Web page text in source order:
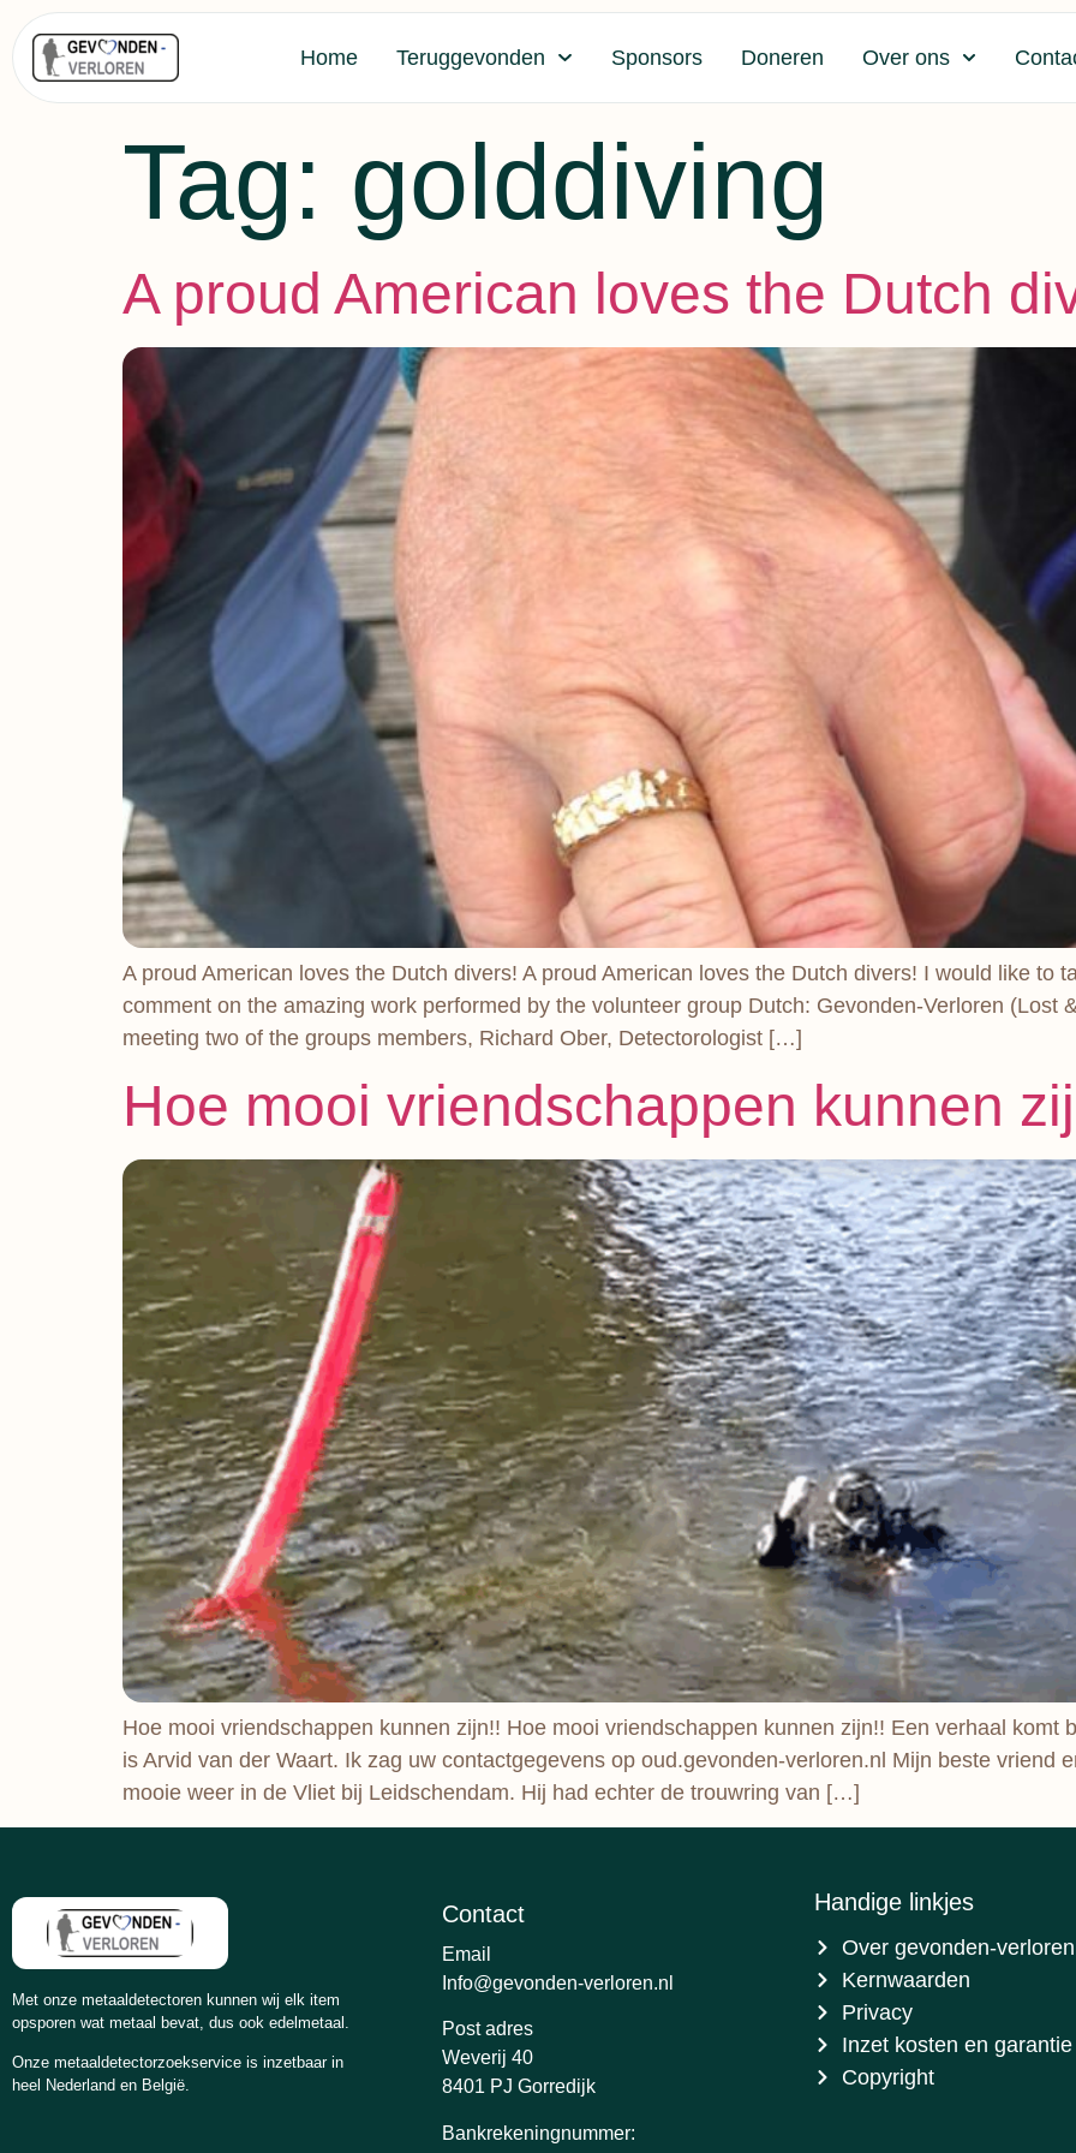
Home Teruggevonden Sponsors Doneren Over ons
Tag: golddiving
A proud American loves the Dutch
A proud American loves the Dutch divers! A proud American loves the Dutch divers! I would like to
comment on the amazing work performed by the volunteer group Dutch: Gevonden-Verloren (Lost
meeting two of the groups members, Richard Ober, Detectorologist […]
Hoe mooi vriendschappen kunnen
Hoe mooi vriendschappen kunnen zijn!! Hoe mooi vriendschappen kunnen zijn!! Een verhaal komt
is Arvid van der Waart. Ik zag uw contactgegevens op oud.gevonden-verloren.nl Mijn beste vriend
mooie weer in de Vliet bij Leidschendam. Hij had echter de trouwring van […]
Met onze metaaldetectoren kunnen wij elk item
opsporen wat metaal bevat, dus ook edelmetaal.
Onze metaaldetectorzoekservice is inzetbaar in
heel Nederland en België.
Contact
Email
Info@gevonden-verloren.nl
Post adres
Weverij 40
8401 PJ Gorredijk
Bankrekeningnummer:
Handige linkjes
Over gevonden-verloren
Kernwaarden
Privacy
Inzet kosten en garantie
Copyright